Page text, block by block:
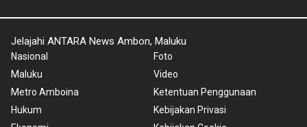
Jelajahi ANTARA News Ambon, Maluku
Nasional
Maluku
Metro Amboina
Hukum
Foto
Video
Ketentuan Penggunaan
Kebijakan Privasi